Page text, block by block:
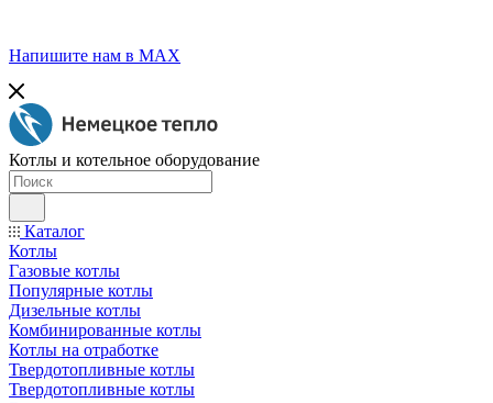
Напишите нам в МАХ
Котлы и котельное оборудование
Каталог
Котлы
Газовые котлы
Популярные котлы
Дизельные котлы
Комбинированные котлы
Котлы на отработке
Твердотопливные котлы
Твердотопливные котлы